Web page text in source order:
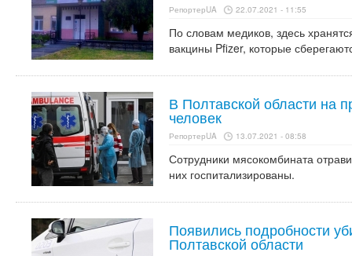
РепортерUA 22.07.2021 - 11:55
По словам медиков, здесь
вакцины Pfizer, которые
В Полтавской области на
человек
РепортерUA 13.07.2021 - 08:58
Сотрудники мясокомбината
них госпитализированы.
Появились подробности
Полтавской области